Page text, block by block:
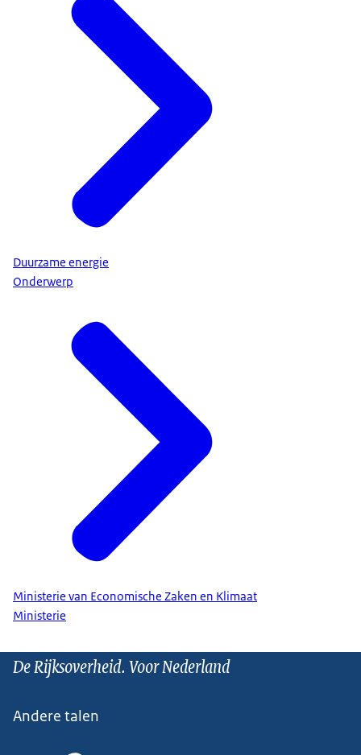
Duurzame energie
Onderwerp
Ministerie van Economische Zaken en Klimaat
Ministerie
De Rijksoverheid. Voor Nederland
Andere talen